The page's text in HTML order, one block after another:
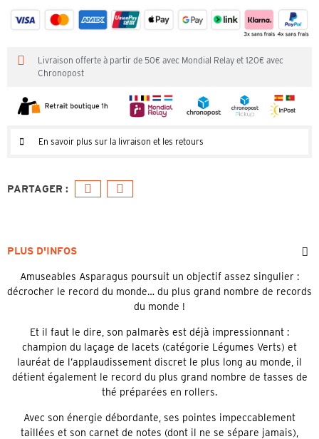
Livraison offerte à partir de 50€ avec Mondial Relay et 120€ avec
Chronopost
En savoir plus sur la livraison et les retours
PLUS D'INFOS
Amuseables Asparagus poursuit un objectif assez singulier :
décrocher le record du monde… du plus grand nombre de records
du monde !
Et il faut le dire, son palmarès est déjà impressionnant :
champion du laçage de lacets (catégorie Légumes Verts) et
lauréat de l’applaudissement discret le plus long au monde, il
détient également le record du plus grand nombre de tasses de
thé préparées en rollers.
Avec son énergie débordante, ses pointes impeccablement
taillées et son carnet de notes (dont il ne se sépare jamais),